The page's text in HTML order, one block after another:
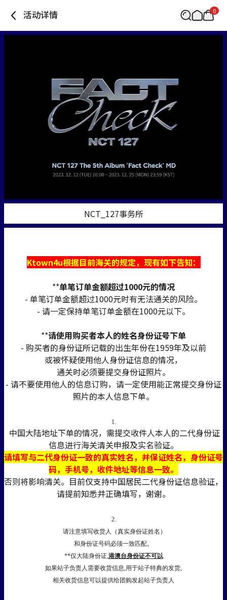
活动详情 0
NCT_127事务所
Ktown4u根据目前海关的规定，现有如下告知：
**单笔订单金额超过1000元的情况
- 单笔订单金额超过1000元时有无法通关的风险。
- 请一定保持单笔订单金额在1000元以下。
**请使用购买者本人的姓名身份证号下单
- 购买者的身份证所记载的出生年份在1959年及以前
或被怀疑使用他人身份证信息的情况，
通关时必须要提交身份证照片。
- 请不要使用他人的信息订购，请一定使用能正常提交身份证
照片的本人信息下单。
1.
中国大陆地址下单的情况，需提交收件人本人的二代身份证
信息进行海关清关申报及实名验证。
请填写与二代身份证一致的真实姓名，并保证姓名，身份证号
码，手机号，收件地址等信息一致。
否则将影响清关。目前仅支持中国居民二代身份证信息验证，
请提前知悉并正确填写，谢谢。
2.
请注意填写收货人（真实身份证姓名）
和身份证号码必须一致匹配。
**仅大陆身份证,港澳台身份证不可以
如果站子负责人需要收货信息,用于站子特典的发货,
相关收货信息可以提供给团购发起站子负责人